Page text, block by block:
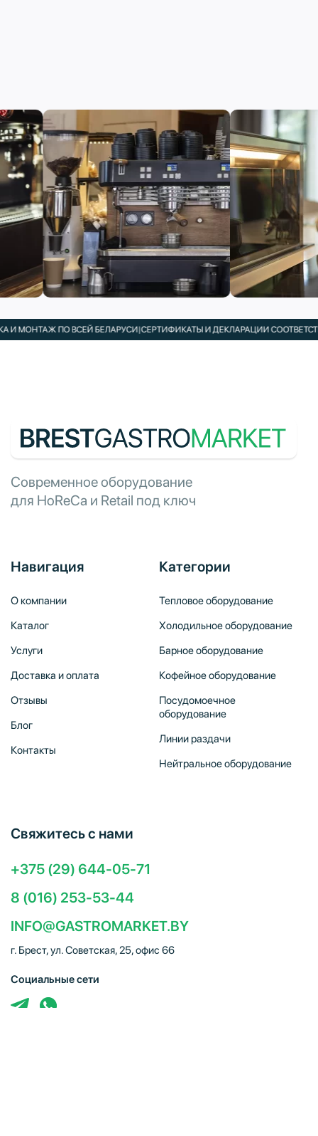
МОНТАЖ ПО ВСЕЙ БЕЛАРУСИ|СЕРТИФИКАТЫ И ДЕКЛАРАЦИИ
Современное оборудование
для HoReCa и Retail под ключ
Навигация
О компании
Каталог
Услуги
Доставка и оплата
Отзывы
Блог
Контакты
Категории
Тепловое оборудование
Холодильное оборудование
Барное оборудование
Кофейное оборудование
Посудомоечное
оборудование
Линии раздачи
Нейтральное оборудование
Свяжитесь с нами
+375 (29) 644-05-71
8 (016) 253-53-44
INFO@GASTROMARKET.BY
г. Брест, ул. Советская, 25, офис 66
Социальные сети